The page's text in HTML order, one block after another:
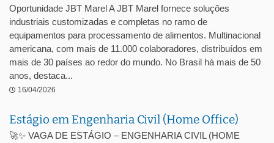
Oportunidade JBT Marel A JBT Marel fornece soluções
industriais customizadas e completas no ramo de
equipamentos para processamento de alimentos. Multinacional
americana, com mais de 11.000 colaboradores, distribuídos em
mais de 30 países ao redor do mundo. No Brasil há mais de 50
anos, destaca...
16/04/2026
Estágio em Engenharia Civil (Home Office)
🚀✨ VAGA DE ESTÁGIO – ENGENHARIA CIVIL (HOME